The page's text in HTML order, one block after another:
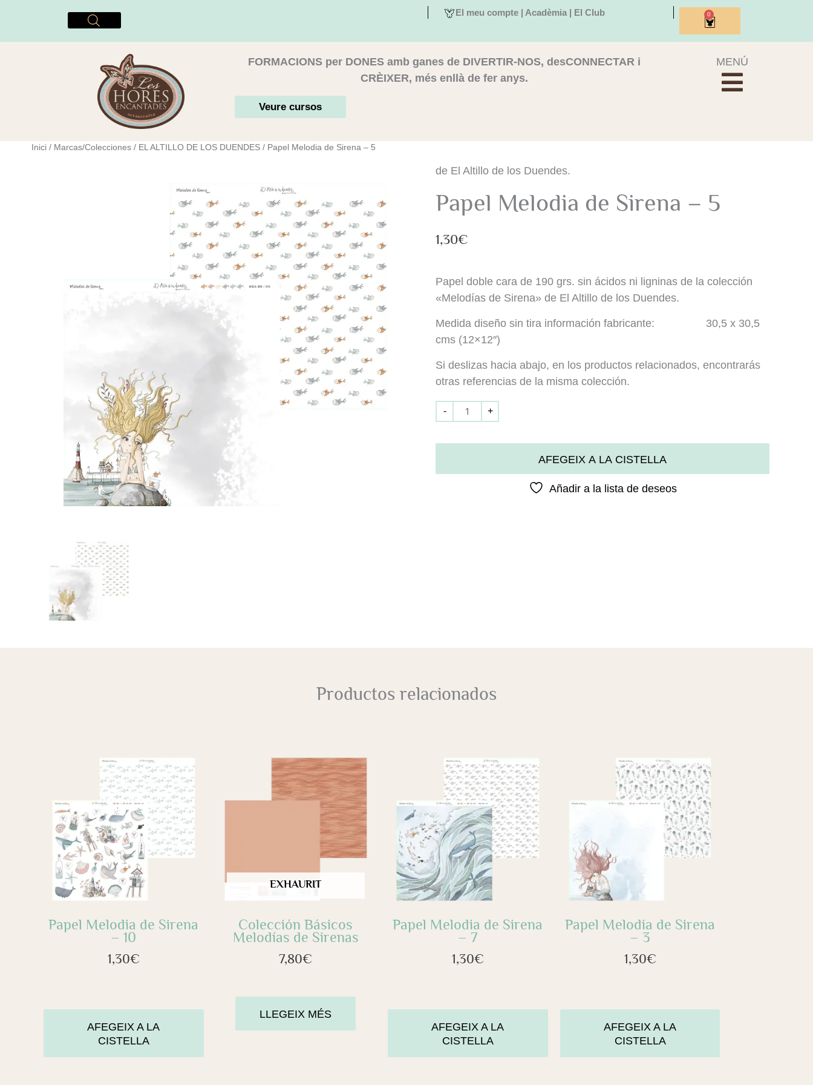
El meu compte | Acadèmia | El Club 0
Cistella
FORMACIONS per DONES amb ganes de DIVERTIR-NOS, desCONNECTAR i
CRÈIXER, més enllà de fer anys.
Veure cursos
MENÚ
Inici / Marcas/Colecciones / EL ALTILLO DE LOS DUENDES / Papel Melodia de Sirena – 5
de El Altillo de los Duendes.
Papel Melodia de Sirena – 5
1,30€
Papel doble cara de 190 grs. sin ácidos ni ligninas de la colección
«Melodías de Sirena» de El Altillo de los Duendes.
Medida diseño sin tira información fabricante: 30,5 x 30,5
cms (12×12″)
Si deslizas hacia abajo, en los productos relacionados, encontrarás
otras referencias de la misma colección.
-
quantitat
Melodia
de
-
5
+
AFEGEIX A LA CISTELLA
Añadir a la lista de deseos
Productos relacionados
Papel Melodia de Sirena
– 10
1,30€
AFEGEIX A LA
CISTELLA
EXHAURIT
Colección Básicos
Melodías de Sirenas
7,80€
LLEGEIX MÉS
Papel Melodia de Sirena
– 7
1,30€
AFEGEIX A LA
CISTELLA
Papel Melodia de Sirena
– 3
1,30€
AFEGEIX A LA
CISTELLA